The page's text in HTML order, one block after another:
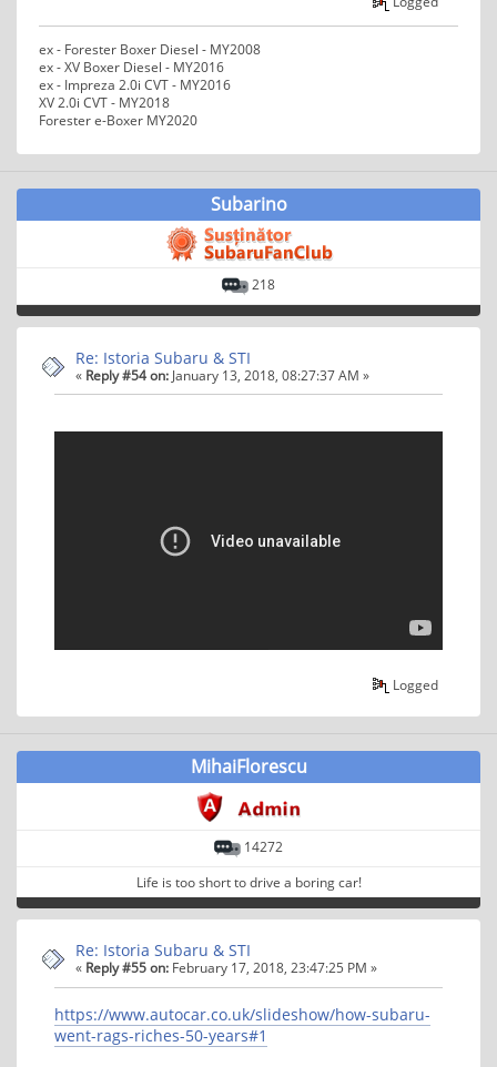
ex - Forester Boxer Diesel - MY2008
ex - XV Boxer Diesel - MY2016
ex - Impreza 2.0i CVT - MY2016
XV 2.0i CVT - MY2018
Forester e-Boxer MY2020
Subarino
218
Re: Istoria Subaru & STI
« Reply #54 on: January 13, 2018, 08:27:37 AM »
Logged
MihaiFlorescu
14272
Life is too short to drive a boring car!
Re: Istoria Subaru & STI
« Reply #55 on: February 17, 2018, 23:47:25 PM »
https://www.autocar.co.uk/slideshow/how-subaru-
went-rags-riches-50-years#1